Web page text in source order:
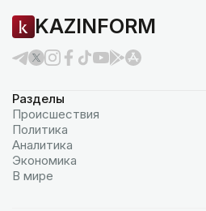
KAZINFORM
Разделы
Происшествия
Политика
Аналитика
Экономика
В мире